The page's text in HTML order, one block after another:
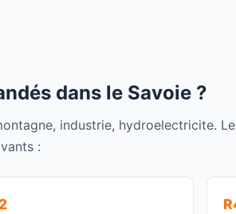
dans le Savoie ?
industrie, hydroelectricite.
: